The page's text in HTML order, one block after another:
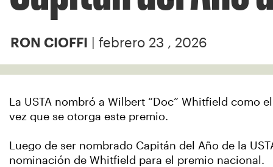
RON CIOFFI | febrero 23 , 2026
La USTA nombró a Wilbert “Doc” Whitfield como
vez que se otorga este premio.
Luego de ser nombrado Capitán del Año de la
nominación de Whitfield para el premio nacional.